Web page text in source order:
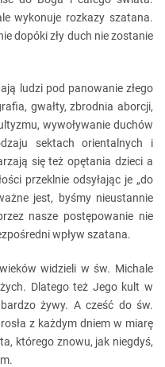
wykonuje rozkazy szatana.
dopóki zły duch nie zostanie
ludzi pod panowanie złego
gwałty, zbrodnia aborcji,
wywoływanie duchów
sektach orientalnych i
się też opętania dzieci a
przeklnie odsyłając je „do
jest, byśmy nieustannie
nasze postępowanie nie
wpływ szatana.
widzieli w św. Michale
Dlatego też Jego kult w
żywy. A cześć do św.
z każdym dniem w miarę
którego znowu, jak niegdyś,